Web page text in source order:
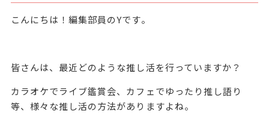
こんにちは！編集部員のYです。
皆さんは、最近どのような推し活を行っていますか？
カラオケでライブ鑑賞会、カフェでゆったり推し語り
等、様々な推し活の方法がありますよね。